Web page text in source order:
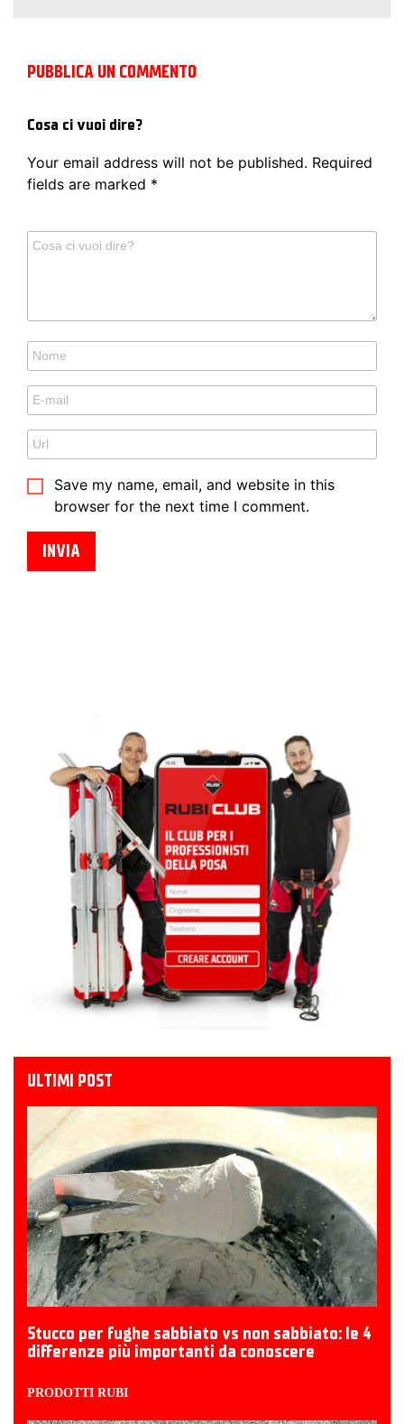
PUBBLICA UN COMMENTO
Cosa ci vuoi dire?
Your email address will not be published. Required
fields are marked *
Save my name, email, and website in this
browser for the next time I comment.
ULTIMI POST
Stucco per fughe sabbiato vs non sabbiato: le 4
differenze più importanti da conoscere
PRODOTTI RUBI